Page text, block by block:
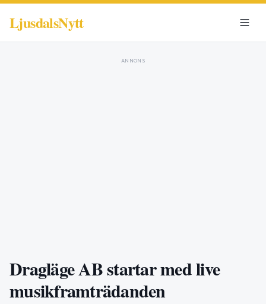
LjusdalsNytt
ANNONS
Dragläge AB startar med live
musikframträdanden